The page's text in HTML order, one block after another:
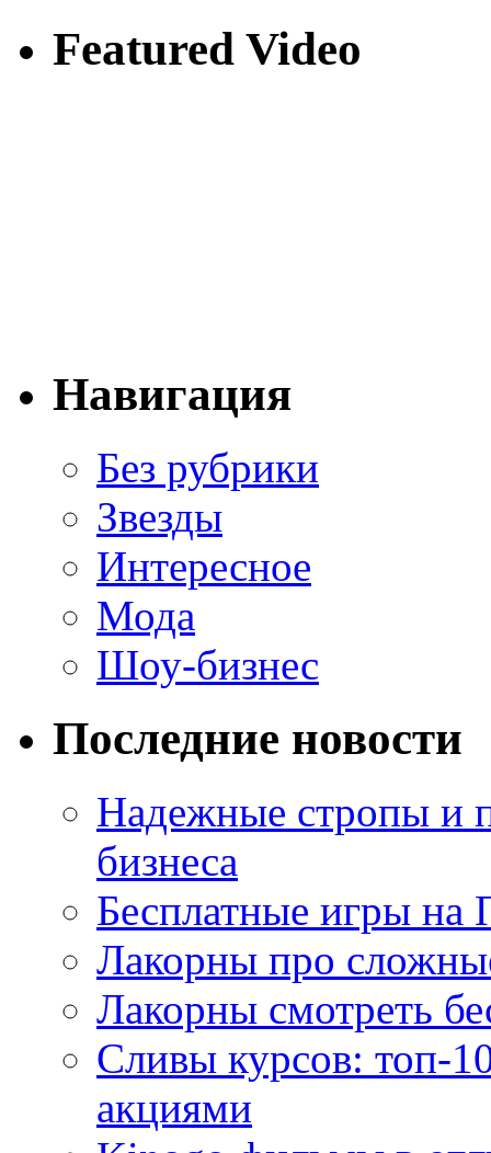
Featured Video
Навигация
Без рубрики
Звезды
Интересное
Мода
Шоу-бизнес
Последние новости
Надежные стропы и
бизнеса
Бесплатные игры на
Лакорны про
Лакорны смотреть
Сливы курсов: топ-
акциями